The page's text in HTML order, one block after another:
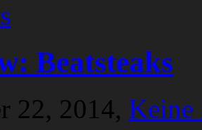
Beatsteaks
22, 2014, Keine